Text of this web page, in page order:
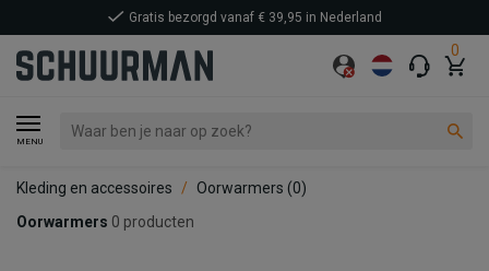
0
MENU
Gratis bezorgd vanaf € 39,95 in Nederland
Kleding en accessoires Oorwarmers (0)
Oorwarmers 0 producten